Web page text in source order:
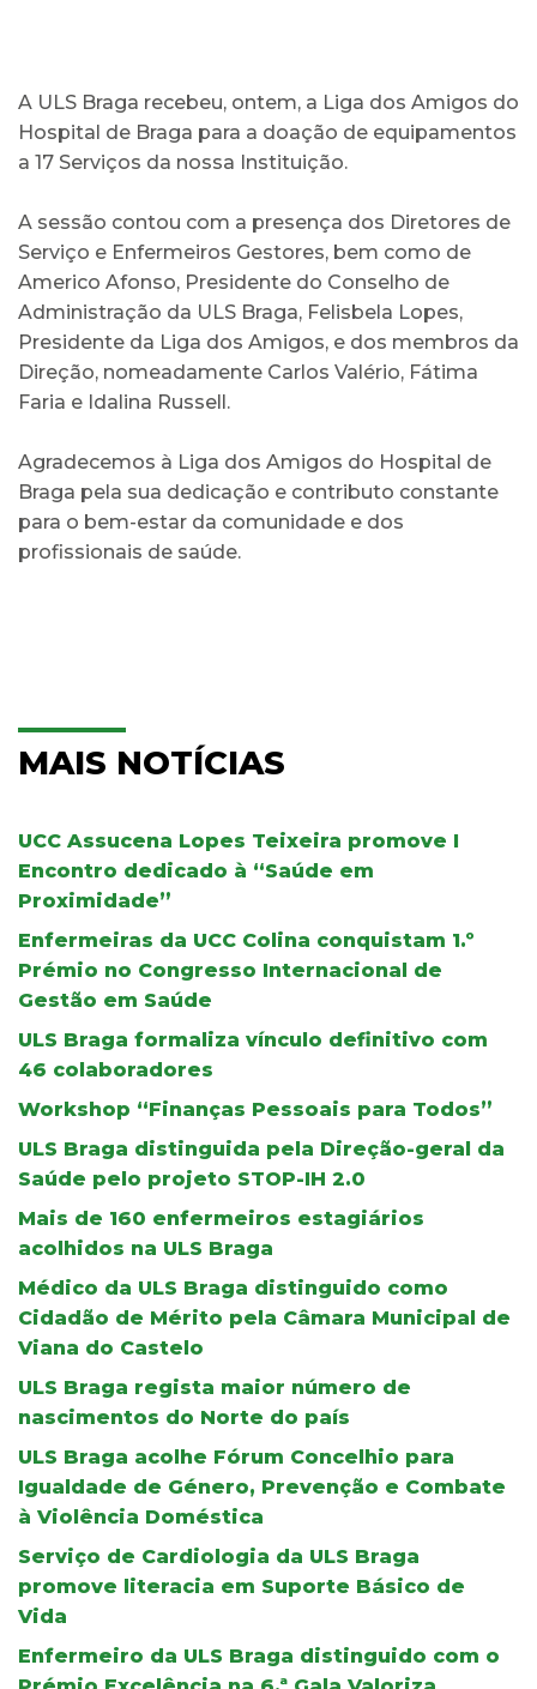
A ULS Braga recebeu, ontem, a Liga dos Amigos do
Hospital de Braga para a doação de equipamentos
a 17 Serviços da nossa Instituição.
A sessão contou com a presença dos Diretores de
Serviço e Enfermeiros Gestores, bem como de
Americo Afonso, Presidente do Conselho de
Administração da ULS Braga, Felisbela Lopes,
Presidente da Liga dos Amigos, e dos membros da
Direção, nomeadamente Carlos Valério, Fátima
Faria e Idalina Russell.
Agradecemos à Liga dos Amigos do Hospital de
Braga pela sua dedicação e contributo constante
para o bem-estar da comunidade e dos
profissionais de saúde.
MAIS NOTÍCIAS
UCC Assucena Lopes Teixeira promove I
Encontro dedicado à “Saúde em
Proximidade”
Enfermeiras da UCC Colina conquistam 1.º
Prémio no Congresso Internacional de
Gestão em Saúde
ULS Braga formaliza vínculo definitivo com
46 colaboradores
Workshop “Finanças Pessoais para Todos”
ULS Braga distinguida pela Direção-geral da
Saúde pelo projeto STOP-IH 2.0
Mais de 160 enfermeiros estagiários
acolhidos na ULS Braga
Médico da ULS Braga distinguido como
Cidadão de Mérito pela Câmara Municipal de
Viana do Castelo
ULS Braga regista maior número de
nascimentos do Norte do país
ULS Braga acolhe Fórum Concelhio para
Igualdade de Género, Prevenção e Combate
à Violência Doméstica
Serviço de Cardiologia da ULS Braga
promove literacia em Suporte Básico de
Vida
Enfermeiro da ULS Braga distinguido com o